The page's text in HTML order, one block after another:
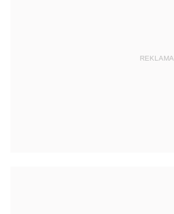
REKLAMA